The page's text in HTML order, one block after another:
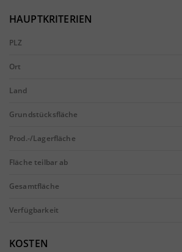
HAUPTKRITERIEN
PLZ
Ort
Land
Grundstücksfläche
Prod.-/Lagerfläche
Fläche teilbar ab
Gesamtfläche
Verfügbarkeit
KOSTEN